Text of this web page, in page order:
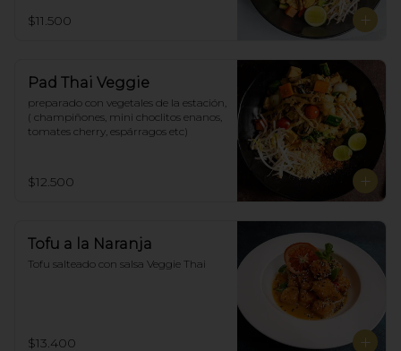
$11.500
Pad Thai Veggie
preparado con vegetales de la estación,
( champiñones, mini choclitos enanos,
tomates cherry, espárragos etc)
$12.500
Tofu a la Naranja
Tofu salteado con salsa Veggie Thai
$13.400